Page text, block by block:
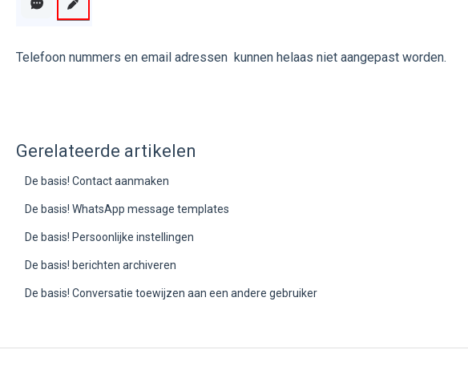
Telefoon nummers en email adressen kunnen helaas niet aangepast worden.
Gerelateerde artikelen
De basis! Contact aanmaken
De basis! WhatsApp message templates
De basis! Persoonlijke instellingen
De basis! berichten archiveren
De basis! Conversatie toewijzen aan een andere gebruiker